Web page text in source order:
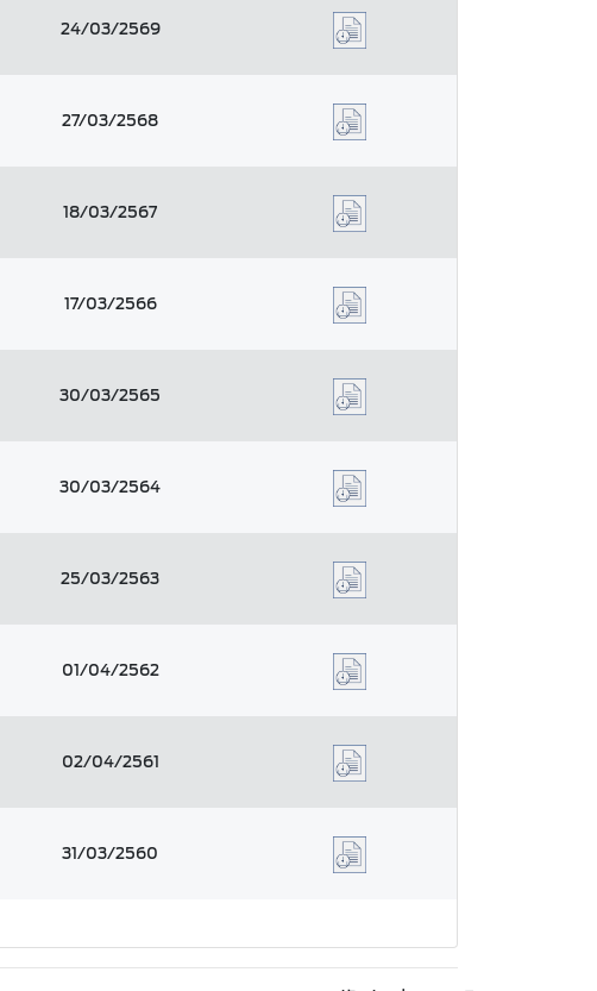
24/03/2569
27/03/2568
18/03/2567
17/03/2566
30/03/2565
30/03/2564
25/03/2563
01/04/2562
02/04/2561
31/03/2560